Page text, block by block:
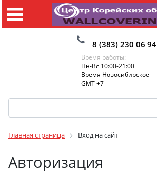
8 (383) 230 06 94
Время работы:
Пн-Вс 10:00-21:00
Время Новосибирское
GMT +7
Главная страница Вход на сайт
Авторизация